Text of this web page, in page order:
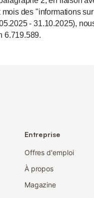
des "informations
- 31.10.2025),
6.719.589.
Entreprise
Offres d'emploi
À propos
Magazine